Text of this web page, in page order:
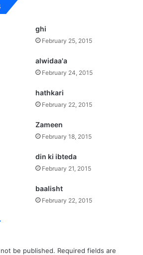
ghi
February 25, 2015
alwidaa'a
February 24, 2015
hathkari
February 22, 2015
Zameen
February 18, 2015
din ki ibteda
February 21, 2015
baalisht
February 22, 2015
be published. Required fields are